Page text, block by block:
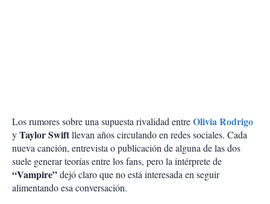
Los rumores sobre una supuesta rivalidad entreOlivia Rodrigo
yTaylor Swiftllevan años circulando en redes sociales. Cada
nueva canción, entrevista o publicación de alguna de las dos
suele generar teorías entre los fans, pero la intérprete de
“Vampire”dejó claro que no está interesada en seguir
alimentando esa conversación.